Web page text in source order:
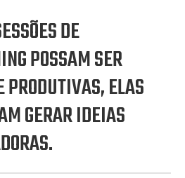
DE
POSSAM SER
ELAS
GERAR IDEIAS